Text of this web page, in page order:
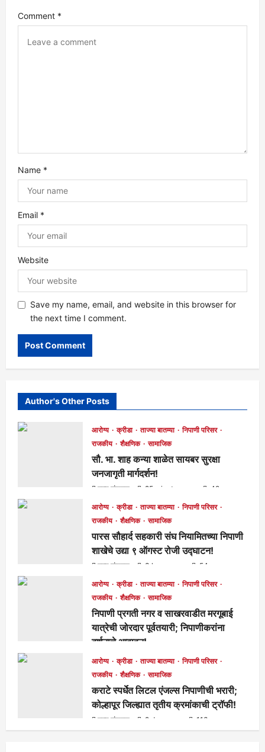
i
g
o
n
Comment *
Name *
Email *
Website
Save my name, email, and website in this browser for
the next time I comment.
Author's Other Posts
आरोग्य क्रीडा ताज्या बातम्या
निपाणी परिसर
राजकीय
शैक्षणिक सामाजिक
सौ. भा. शाह कन्या शाळेत सायबर सुरक्षा
जनजागृती मार्गदर्शन!
मुख्य संपादक 25 minutes ago 49
आरोग्य क्रीडा ताज्या बातम्या
निपाणी परिसर
राजकीय
शैक्षणिक सामाजिक
पारस सौहार्द सहकारी संघ नियामितच्या निपाणी
शाखेचे उद्या ९ ऑगस्ट रोजी उद्घाटन!
मुख्य संपादक 3 hours ago 54
आरोग्य क्रीडा ताज्या बातम्या
निपाणी परिसर
राजकीय
शैक्षणिक सामाजिक
निपाणी प्रगती नगर व साखरवाडीत मरगूबाई
यात्रेची जोरदार पूर्वतयारी; निपाणीकरांना
दर्शनाचे आवाहन!
मुख्य संपादक 2 days ago 107
आरोग्य क्रीडा ताज्या बातम्या
निपाणी परिसर
राजकीय
शैक्षणिक सामाजिक
कराटे स्पर्धेत लिटल एंजल्स निपाणीची भरारी;
कोल्हापूर जिल्ह्यात तृतीय क्रमांकाची ट्रॉफी!
मुख्य संपादक 2 days ago 113